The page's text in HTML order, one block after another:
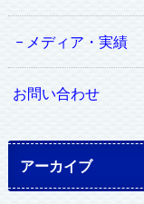
メディア・実績
お問い合わせ
アーカイブ